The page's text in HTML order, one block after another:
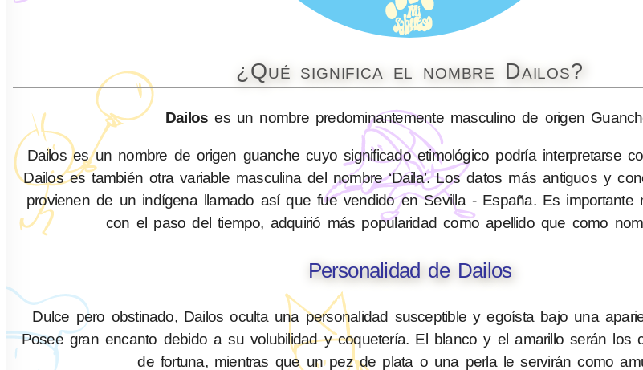
¿Qué significa el nombre Dailos?
Dailos es un nombre predominantemente masculino de origen
Dailos es un nombre de origen guanche cuyo significado etimológico podría interpretarse
Dailos es también otra variable masculina del nombre ‘Daila’. Los datos más antiguos y
provienen de un indígena llamado así que fue vendido en Sevilla - España. Es importante
con el paso del tiempo, adquirió más popularidad como apellido que como
Personalidad de Dailos
Dulce pero obstinado, Dailos oculta una personalidad susceptible y egoísta bajo una
Posee gran encanto debido a su volubilidad y coquetería. El blanco y el amarillo serán los
de fortuna, mientras que un pez de plata o una perla le servirán como